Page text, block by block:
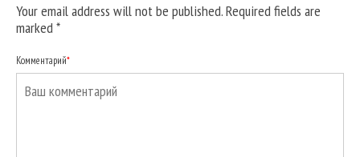
Your email address will not be published. Required fields are
marked*
Комментарий*